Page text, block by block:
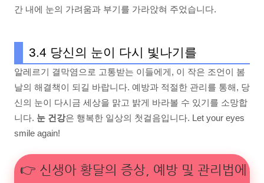
간 내에 눈의 가려움과 부기를 가라앉혀 주었습니다.
3.4 당신의 눈이 다시 빛나기를
알레르기 결막염으로 고통받는 이들에게, 이 작은 조언이 봄
날의 해결책이 되길 바랍니다. 예방과 적절한 관리를 통해, 당
신의 눈이 다시금 세상을 맑고 밝게 바라볼 수 있기를 소망합
니다. 눈 건강은 행복한 일상의 첫걸음입니다. Let your eyes
smile again!
👉 신생아 황달의 증상, 예방 및 관리법에